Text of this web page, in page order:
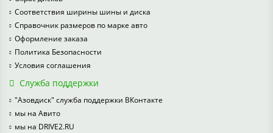
Соответствия ширины шины и диска
Справочник размеров по марке авто
Оформление заказа
Политика Безопасности
Условия соглашения
Служба поддержки
"Азовдиск" служба поддержки ВКонтакте
мы на Авито
мы на DRIVE2.RU